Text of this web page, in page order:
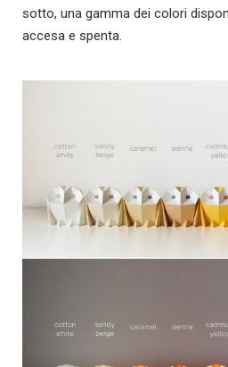
sotto, una gamma dei colori
accesa e spenta.